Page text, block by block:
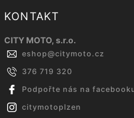
KONTAKT
CITY MOTO, s.r.o.
eshop@citymoto.cz
376 719 320
Podpořte nás na
citymotoplzen